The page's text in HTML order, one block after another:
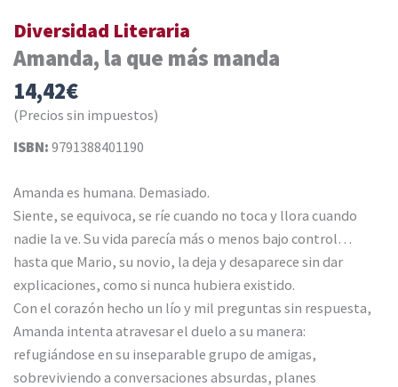
Diversidad Literaria
Amanda, la que más manda
14,42€
(Precios sin impuestos)
ISBN: 9791388401190
Amanda es humana. Demasiado.
Siente, se equivoca, se ríe cuando no toca y llora cuando
nadie la ve. Su vida parecía más o menos bajo control…
hasta que Mario, su novio, la deja y desaparece sin dar
explicaciones, como si nunca hubiera existido.
Con el corazón hecho un lío y mil preguntas sin respuesta,
Amanda intenta atravesar el duelo a su manera:
refugiándose en su inseparable grupo de amigas,
sobreviviendo a conversaciones absurdas, planes